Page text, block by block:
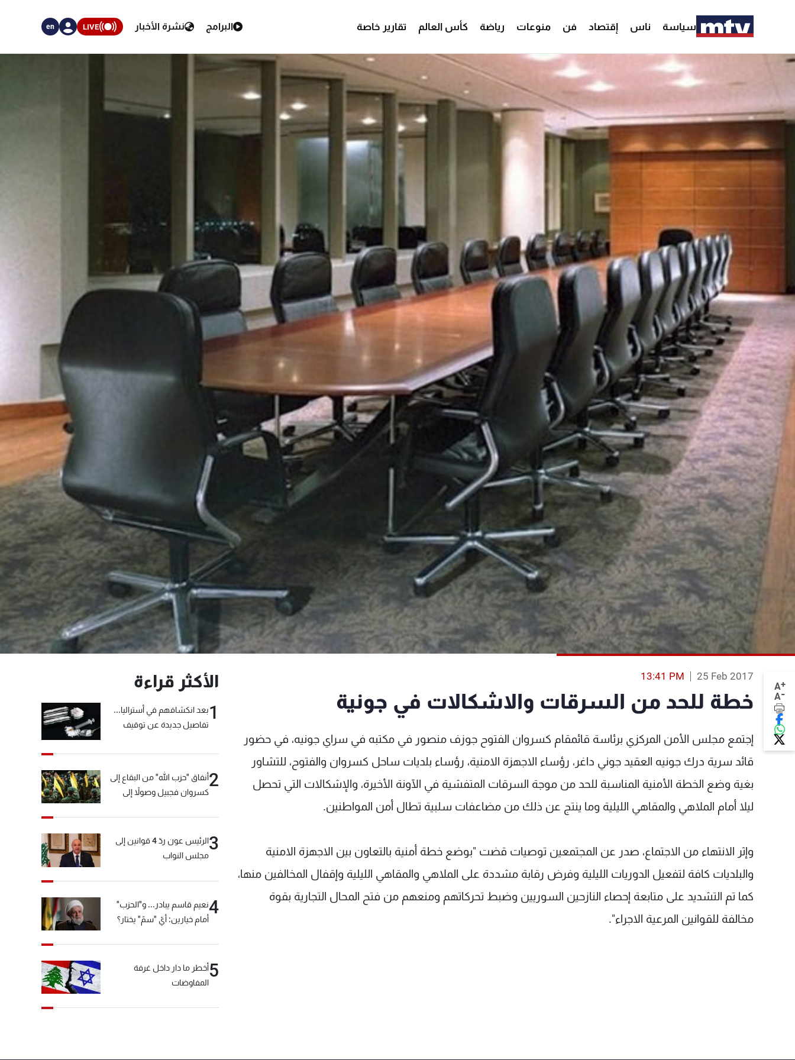
سياسة ناس إقتصاد فن منوعات رياضة كأس العالم تقارير خاصة البرامج نشرة الأخبار LIVE
en
A+
A-
25 Feb 2017
13:41 PM
خطة للحد من السرقات والاشكالات في جونية
إجتمع مجلس الأمن المركزي برئاسة قائمقام كسروان الفتوح جوزف منصور في مكتبه في سراي جونيه، في حضور
قائد سرية درك جونيه العقيد جوني داغر، رؤساء الاجهزة الامنية، رؤساء بلديات ساحل كسروان والفتوح، للتشاور
بغية وضع الخطة الأمنية المناسبة للحد من موجة السرقات المتفشية في الآونة الأخيرة، والإشكالات التي تحصل
ليلا أمام الملاهي والمقاهي الليلية وما ينتج عن ذلك من مضاعفات سلبية تطال أمن المواطنين.
وإثر الانتهاء من الاجتماع، صدر عن المجتمعين توصيات قضت "بوضع خطة أمنية بالتعاون بين الاجهزة الامنية
والبلديات كافة لتفعيل الدوريات الليلية وفرض رقابة مشددة على الملاهي والمقاهي الليلية وإقفال المخالفين منها،
كما تم التشديد على متابعة إحصاء النازحين السوريين وضبط تحركاتهم ومنعهم من فتح المحال التجارية بقوة
مخالفة للقوانين المرعية الاجراء".
الأكثر قراءة
1بعد انكشافهم في أستراليا...
تفاصيل جديدة عن توقيف
2أنفاق "حزب الله" من البقاع إلى
كسروان فجبيل وصولاً إلى
3
الرئيس عون ردّ 4 قوانين إلى
مجلس النواب
4نعيم قاسم يبادر... و"الحزب"
أمام خيارين: أيّ "سمّ" يختار؟
5أخطر ما دار داخل غرفة
المفاوضات